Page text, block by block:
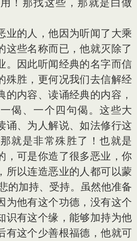
！那找这些，那就是白做
业的人，他因为听闻了大乘
这些名称而已，他就灭除了
。因此听闻经典的名字而信
殊胜，更何况我们去信解经
的内容、读诵经典的内容，
偈、一个四句偈。这些大
诵、为人解说、如法修行这
就是非常殊胜了！也就是
，可是你造了很多恶业，你
所以连造恶业的人都可以蒙
的加持、受持。虽然他准备
为他有这个功德，没有这个
识有这个缘，能够加持为他
有这个少善根福德，他就可